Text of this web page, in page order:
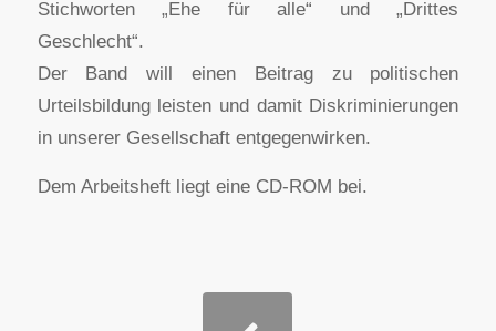
Stichworten „Ehe für alle“ und „Drittes
Geschlecht“.
Der Band will einen Beitrag zu politischen
Urteilsbildung leisten und damit Diskriminierungen
in unserer Gesellschaft entgegenwirken.
Dem Arbeitsheft liegt eine CD-ROM bei.